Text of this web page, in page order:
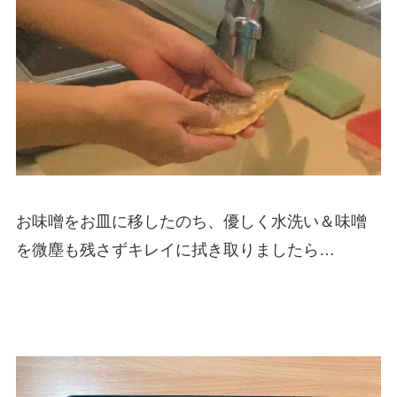
お味噌をお皿に移したのち、優しく水洗い＆味噌
を微塵も残さずキレイに拭き取りましたら…